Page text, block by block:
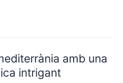
amb una
intrigant